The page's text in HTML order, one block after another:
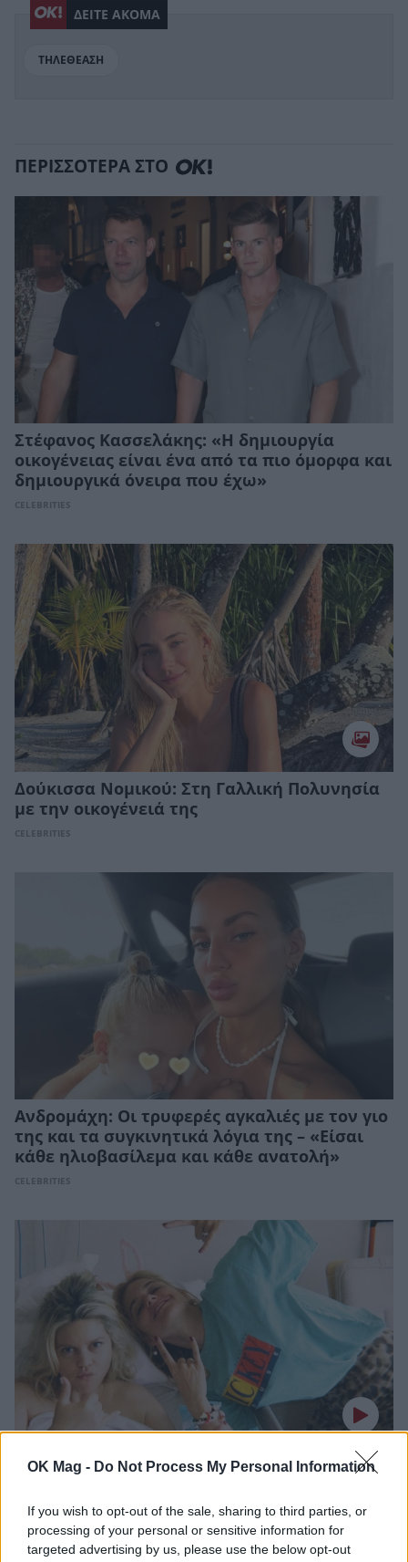
OK Mag - Do Not Process My Personal Information
If you wish to opt-out of the sale, sharing to third parties, or
processing of your personal or sensitive information for
targeted advertising by us, please use the below opt-out
ΔΕΙΤΕ ΑΚΟΜΑ
ΤΗΛΕΘΕΑΣΗ
ΠΕΡΙΣΣΟΤΕΡΑ ΣΤΟ
Στέφανος Κασσελάκης: «Η δηµιουργία
οικογένειας είναι ένα από τα πιο όµορφα και
δηµιουργικά όνειρα που έχω»
CELEBRITIES
Δούκισσα Νομικού: Στη Γαλλική Πολυνησία
με την οικογένειά της
CELEBRITIES
Ανδρομάχη: Οι τρυφερές αγκαλιές με τον γιο
της και τα συγκινητικά λόγια της – «Είσαι
κάθε ηλιοβασίλεμα και κάθε ανατολή»
CELEBRITIES
Λίλα Μπακλέση: Γέννησε η ηθοποιός – Η
CELEBRITIES